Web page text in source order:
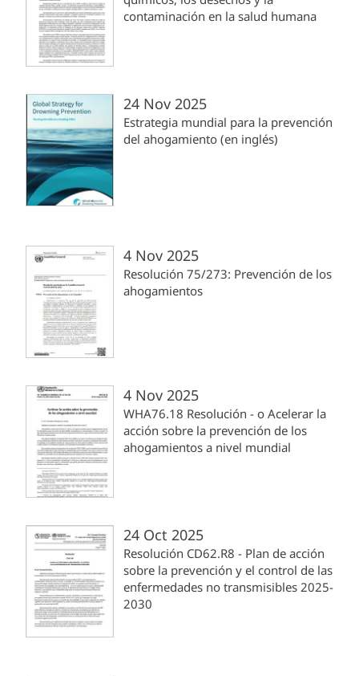
contaminación en la salud humana
24 Nov 2025
Estrategia mundial para la prevención
del ahogamiento (en inglés)
4 Nov 2025
Resolución 75/273: Prevención de los
ahogamientos
4 Nov 2025
WHA76.18 Resolución - o Acelerar la
acción sobre la prevención de los
ahogamientos a nivel mundial
24 Oct 2025
Resolución CD62.R8 - Plan de acción
sobre la prevención y el control de las
enfermedades no transmisibles 2025-
2030